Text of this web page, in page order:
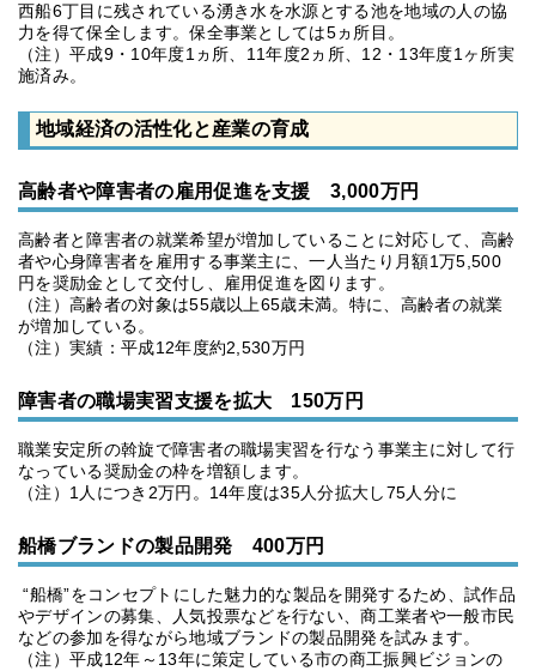
西船6丁目に残されている湧き水を水源とする池を地域の人の協
力を得て保全します。保全事業としては5ヵ所目。
（注）平成9・10年度1ヵ所、11年度2ヵ所、12・13年度1ヶ所実
施済み。
地域経済の活性化と産業の育成
高齢者や障害者の雇用促進を支援 3,000万円
高齢者と障害者の就業希望が増加していることに対応して、高齢
者や心身障害者を雇用する事業主に、一人当たり月額1万5,500
円を奨励金として交付し、雇用促進を図ります。
（注）高齢者の対象は55歳以上65歳未満。特に、高齢者の就業
が増加している。
（注）実績：平成12年度約2,530万円
障害者の職場実習支援を拡大 150万円
職業安定所の斡旋で障害者の職場実習を行なう事業主に対して行
なっている奨励金の枠を増額します。
（注）1人につき2万円。14年度は35人分拡大し75人分に
船橋ブランドの製品開発 400万円
“船橋”をコンセプトにした魅力的な製品を開発するため、試作品
やデザインの募集、人気投票などを行ない、商工業者や一般市民
などの参加を得ながら地域ブランドの製品開発を試みます。
（注）平成12年～13年に策定している市の商工振興ビジョンの